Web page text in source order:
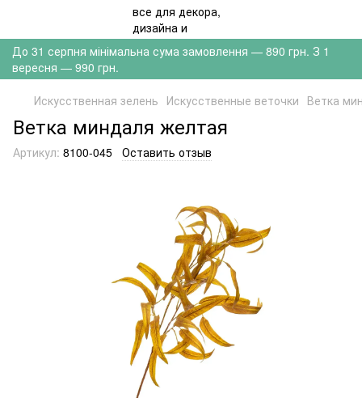
До 31 серпня мінімальна сума замовлення — 890 грн. З 1
вересня — 990 грн.
Искусственная зелень Искусственные веточки Ветка
Ветка миндаля желтая
Артикул: 8100-045 Оставить отзыв